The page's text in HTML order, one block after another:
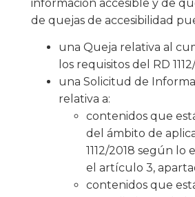
información accesible y de
de quejas de accesibilidad
una Queja relativa al
los requisitos del RD
una Solicitud de
relativa a:
contenidos que
del ámbito de
1112/2018 según lo
el artículo 3,
contenidos que